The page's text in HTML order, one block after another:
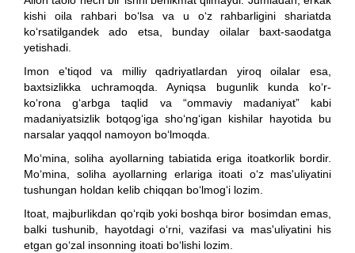
kishi oila rahbari bo‘lsa va u o‘z rahbarligini shariatda
ko‘rsatilgandek ado etsa, bunday oilalar baxt-saodatga
yetishadi.
Imon e'tiqod va milliy qadriyatlardan yiroq oilalar esa,
baxtsizlikka uchramoqda. Ayniqsa bugunlik kunda ko‘r-
ko‘rona g‘arbga taqlid va “ommaviy madaniyat” kabi
madaniyatsizlik botqog‘iga sho‘ng‘igan kishilar hayotida bu
narsalar yaqqol namoyon bo‘lmoqda.
Mo‘mina, soliha ayollarning tabiatida eriga itoatkorlik bordir.
Mo‘mina, soliha ayollarning erlariga itoati o‘z mas'uliyatini
tushungan holdan kelib chiqqan bo‘lmog‘i lozim.
Itoat, majburlikdan qo‘rqib yoki boshqa biror bosimdan emas,
balki tushunib, hayotdagi o‘rni, vazifasi va mas'uliyatini his
etgan go‘zal insonning itoati bo‘lishi lozim.